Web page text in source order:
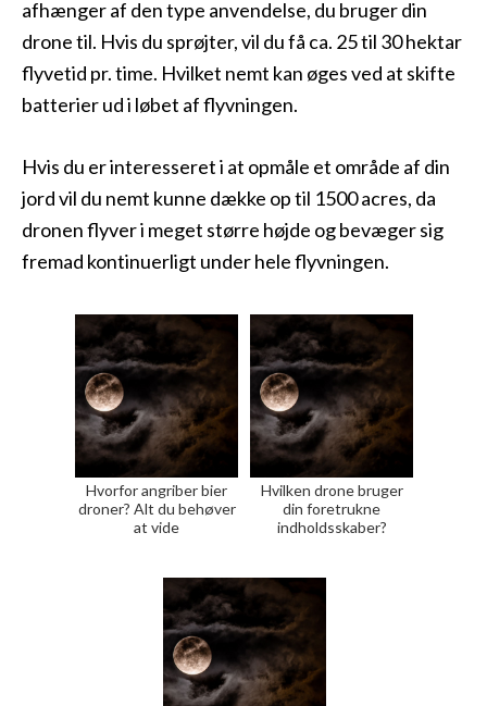
afhænger af den type anvendelse, du bruger din
drone til. Hvis du sprøjter, vil du få ca. 25 til 30 hektar
flyvetid pr. time. Hvilket nemt kan øges ved at skifte
batterier ud i løbet af flyvningen.
Hvis du er interesseret i at opmåle et område af din
jord vil du nemt kunne dække op til 1500 acres, da
dronen flyver i meget større højde og bevæger sig
fremad kontinuerligt under hele flyvningen.
Hvorfor angriber bier
droner? Alt du behøver
at vide
Hvilken drone bruger
din foretrukne
indholdsskaber?